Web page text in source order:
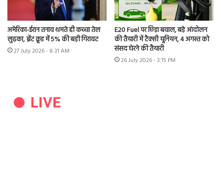
अमेरिका-ईरान तनाव थमते ही कच्चा तेल
लुढ़का, ब्रेंट क्रूड में 5% की बड़ी गिरावट
27 July 2026 - 8:31 AM
E20 Fuel पर छिड़ा बवाल, बड़े आंदोलन
की तैयारी में टैक्सी यूनियन, 4 अगस्त को
संसद घेरने की तैयारी
26 July 2026 - 3:15 PM